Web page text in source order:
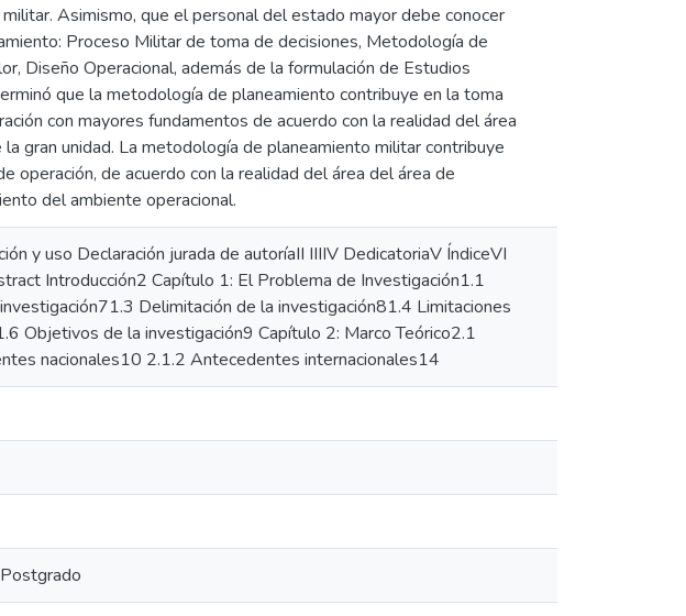
Asimismo, que el personal del estado mayor debe conocer
Proceso Militar de toma de decisiones, Metodología de
Diseño Operacional, además de la formulación de Estudios
que la metodología de planeamiento contribuye en la toma
con mayores fundamentos de acuerdo con la realidad del área
gran unidad. La metodología de planeamiento militar contribuye
operación, de acuerdo con la realidad del área del área de
del ambiente operacional.
y uso Declaración jurada de autoríaII IIIIV DedicatoriaV ÍndiceVI
Introducción2 Capítulo 1: El Problema de Investigación1.1
Delimitación de la investigación81.4 Limitaciones
Objetivos de la investigación9 Capítulo 2: Marco Teórico2.1
nacionales10 2.1.2 Antecedentes internacionales14